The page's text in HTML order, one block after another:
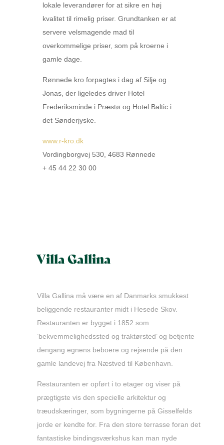
lokale leverandører for at sikre en høj
kvalitet til rimelig priser. Grundtanken er at
servere velsmagende mad til
overkommelige priser, som på kroerne i
gamle dage.
Rønnede kro forpagtes i dag af Silje og
Jonas, der ligeledes driver Hotel
Frederiksminde i Præstø og Hotel Baltic i
det Sønderjyske.
www.r-kro.dk
Vordingborgvej 530, 4683 Rønnede
+ 45 44 22 30 00
Villa Gallina
Villa Gallina må være en af Danmarks smukkest
beliggende restauranter midt i Hesede Skov.
Restauranten er bygget i 1852 som
’bekvemmelighedssted og traktørsted’ og betjente
dengang egnens beboere og rejsende på den
gamle landevej fra Næstved til København.
Restauranten er opført i to etager og viser på
prægtigste vis den specielle arkitektur og
træudskæringer, som bygningerne på Gisselfelds
jorde er kendte for. Fra den store terrasse foran det
fantastiske bindingsværkshus kan man nyde